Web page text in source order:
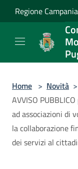
Salta al contenuto
Regione Campania
Home > Novità >
AVVISO
ad associazioni di
la collaborazione
dei servizi al